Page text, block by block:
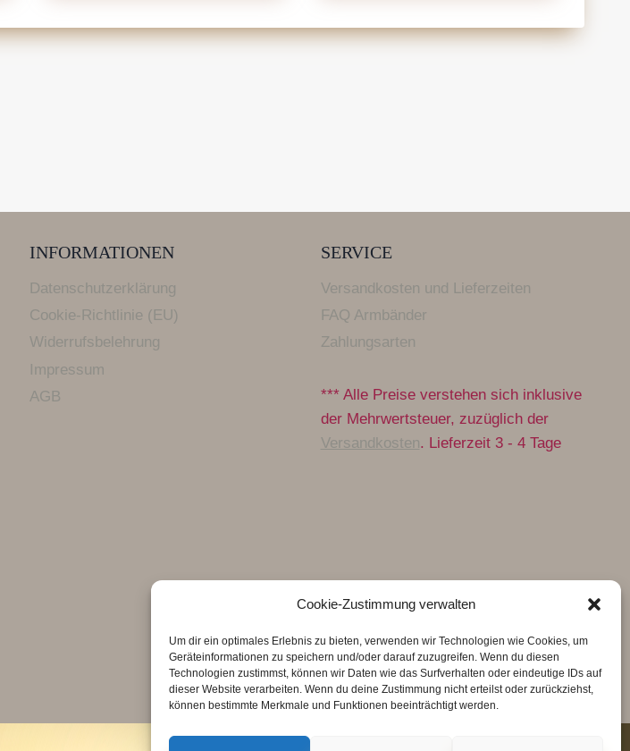
Cookie-Zustimmung verwalten
Um dir ein optimales Erlebnis zu bieten, verwenden wir Technologien wie Cookies, um
Geräteinformationen zu speichern und/oder darauf zuzugreifen. Wenn du diesen
Technologien zustimmst, können wir Daten wie das Surfverhalten oder eindeutige IDs auf
dieser Website verarbeiten. Wenn du deine Zustimmung nicht erteilst oder zurückziehst,
können bestimmte Merkmale und Funktionen beeinträchtigt werden.
INFORMATIONEN
Datenschutzerklärung
Cookie-Richtlinie (EU)
Widerrufsbelehrung
Impressum
AGB
SERVICE
Versandkosten und Lieferzeiten
FAQ Armbänder
Zahlungsarten
*** Alle Preise verstehen sich inklusive
der Mehrwertsteuer, zuzüglich der
Versandkosten. Lieferzeit 3 - 4 Tage